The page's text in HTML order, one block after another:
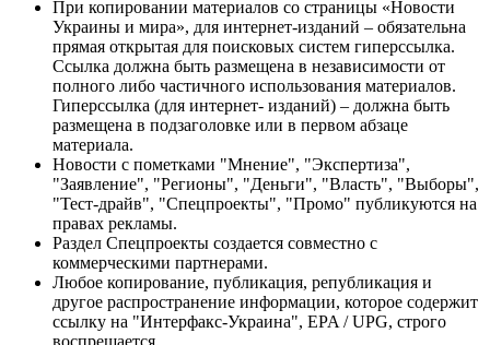
При копировании материалов со страницы «Новости
Украины и мира», для интернет-изданий – обязательна
прямая открытая для поисковых систем гиперссылка.
Ссылка должна быть размещена в независимости от
полного либо частичного использования материалов.
Гиперссылка (для интернет- изданий) – должна быть
размещена в подзаголовке или в первом абзаце
материала.
Новости с пометками "Мнение", "Экспертиза",
"Заявление", "Регионы", "Деньги", "Власть", "Выборы",
"Тест-драйв", "Спецпроекты", "Промо" публикуются на
правах рекламы.
Раздел Спецпроекты создается совместно с
коммерческими партнерами.
Любое копирование, публикация, републикация и
другое распространение информации, которое содержит
ссылку на "Интерфакс-Украина", EPA / UPG, строго
воспрещается.